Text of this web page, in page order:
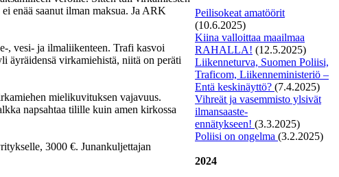
enää saanut ilman maksua. Ja ARK
, vesi- ja ilmaliikenteen. Trafi kasvoi
äyräidensä virkamiehistä, niitä on peräti
mielikuvituksen vajavuus.
napsahtaa tilille kuin amen kirkossa
3000 €. Junankuljettajan
Peilisokeat amatöörit
(10.6.2025)
Kiina valloittaa maailmaa
RAHALLA! (12.5.2025)
Liikenneturva, Suomen Poliisi,
Traficom, Liikenneministeriö –
Entä keskinäyttö? (7.4.2025)
Vihreät ja vasemmisto ylsivät
ilmansaaste-
ennätykseen! (3.3.2025)
Poliisi on ongelma (3.2.2025)
2024